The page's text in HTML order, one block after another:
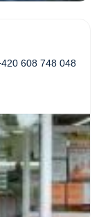
608 748 048